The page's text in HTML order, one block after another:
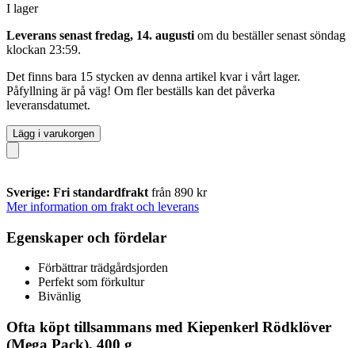
I lager
Leverans senast fredag, 14. augusti om du beställer senast söndag
klockan 23:59.
Det finns bara 15 stycken av denna artikel kvar i vårt lager.
Påfyllning är på väg! Om fler beställs kan det påverka
leveransdatumet.
Lägg i varukorgen
Sverige: Fri standardfrakt från 890 kr
Mer information om frakt och leverans
Egenskaper och fördelar
Förbättrar trädgårdsjorden
Perfekt som förkultur
Bivänlig
Ofta köpt tillsammans med Kiepenkerl Rödklöver
(Mega Pack), 400 g